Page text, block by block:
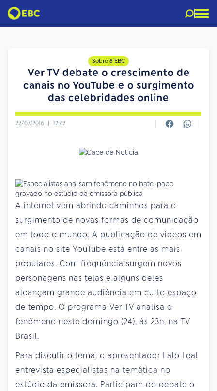
Sobre a EBC
Ver TV debate o crescimento de
canais no YouTube e o surgimento
das celebridades online
22/07/2016 | 12:42
A internet vem abrindo caminhos para o
surgimento de novas formas de comunicação
em todo o mundo. A publicação de vídeos em
canais no site YouTube está entre as mais
populares. Com frequência surgem novos
personagens nas telas e alguns deles
alcançam grande audiência em curto espaço
de tempo. O programa Ver TV analisa o
fenômeno neste domingo (24), às 23h, na TV
Brasil.
Para discutir o tema, o apresentador Lalo Leal
entrevista especialistas na temática no
estúdio da emissora. Participam do debate o